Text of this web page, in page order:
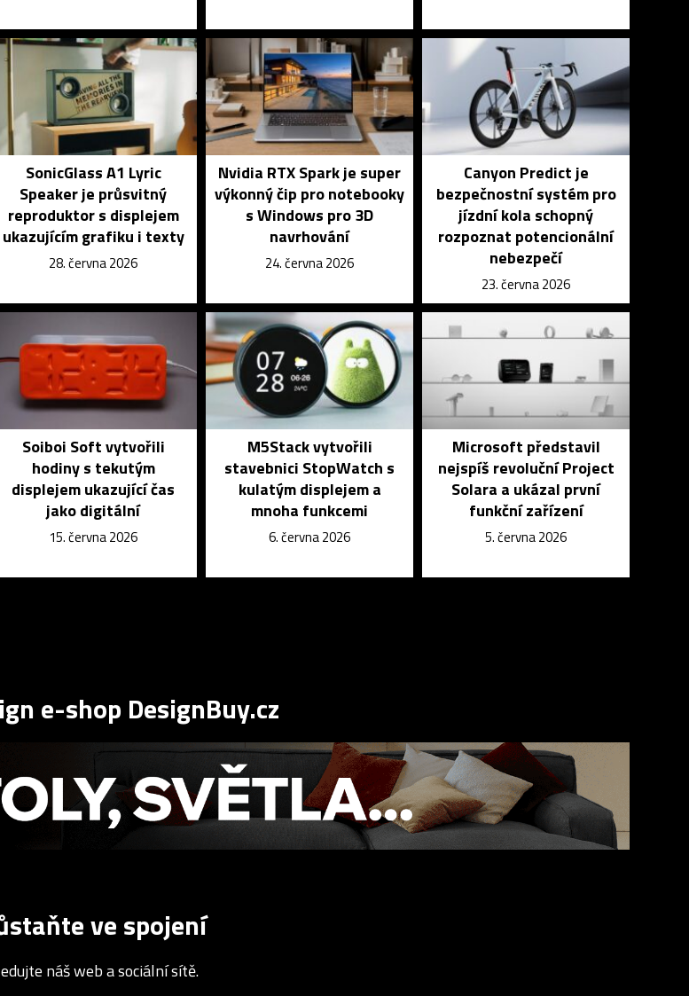
SonicGlass A1 Lyric
Speaker je průsvitný
reproduktor s displejem
ukazujícím grafiku i texty
28. června 2026
Nvidia RTX Spark je super
výkonný čip pro notebooky
s Windows pro 3D
navrhování
24. června 2026
Canyon Predict je
bezpečnostní systém pro
jízdní kola schopný
rozpoznat potencionální
nebezpečí
23. června 2026
Soiboi Soft vytvořili
hodiny s tekutým
displejem ukazující čas
jako digitální
15. června 2026
M5Stack vytvořili
stavebnici StopWatch s
kulatým displejem a
mnoha funkcemi
6. června 2026
Microsoft představil
nejspíš revoluční Project
Solara a ukázal první
funkční zařízení
5. června 2026
e-shop DesignBuy.cz
ve spojení
náš web a sociální sítě.